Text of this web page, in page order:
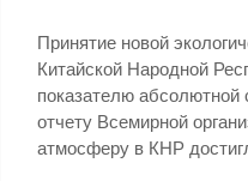
Принятие новой
Китайской Народной
показателю абсолютной
отчету Всемирной
атмосферу в КНР